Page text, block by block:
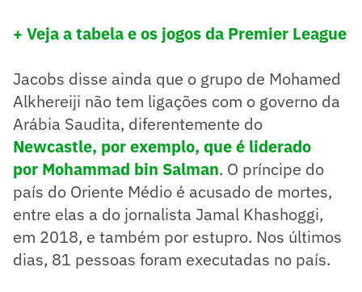
+ Veja a tabela e os jogos da Premier League
Jacobs disse ainda que o grupo de Mohamed
Alkhereiji não tem ligações com o governo da
Arábia Saudita, diferentemente do
Newcastle, por exemplo, que é liderado
por Mohammad bin Salman. O príncipe do
país do Oriente Médio é acusado de mortes,
entre elas a do jornalista Jamal Khashoggi,
em 2018, e também por estupro. Nos últimos
dias, 81 pessoas foram executadas no país.